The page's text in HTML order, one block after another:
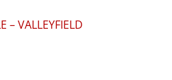
– VALLEYFIELD